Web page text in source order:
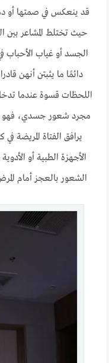
قد ينعكس في صمتها أو
حيث تختلط المشاعر
الجسد أو غياب الأحباب
دائمًا ما يثبتن أنهن
اللحظات قسوة عندما
مجرد شعور جسدي، فهو
يرافق الفتاة المريضة
الأجهزة الطبية أو
الشعور بالعجز أمام